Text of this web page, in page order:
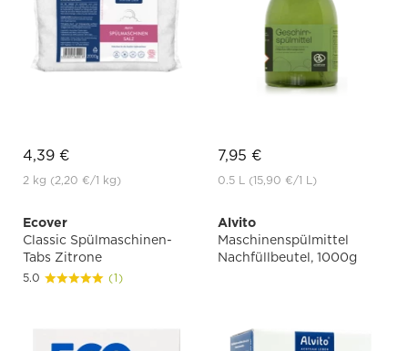
4,39 €
2 kg (2,20 €/1 kg)
7,95 €
0.5 L (15,90 €/1 L)
Ecover
Classic Spülmaschinen-
Tabs Zitrone
5.0 (1)
Alvito
Maschinenspülmittel
Nachfüllbeutel, 1000g